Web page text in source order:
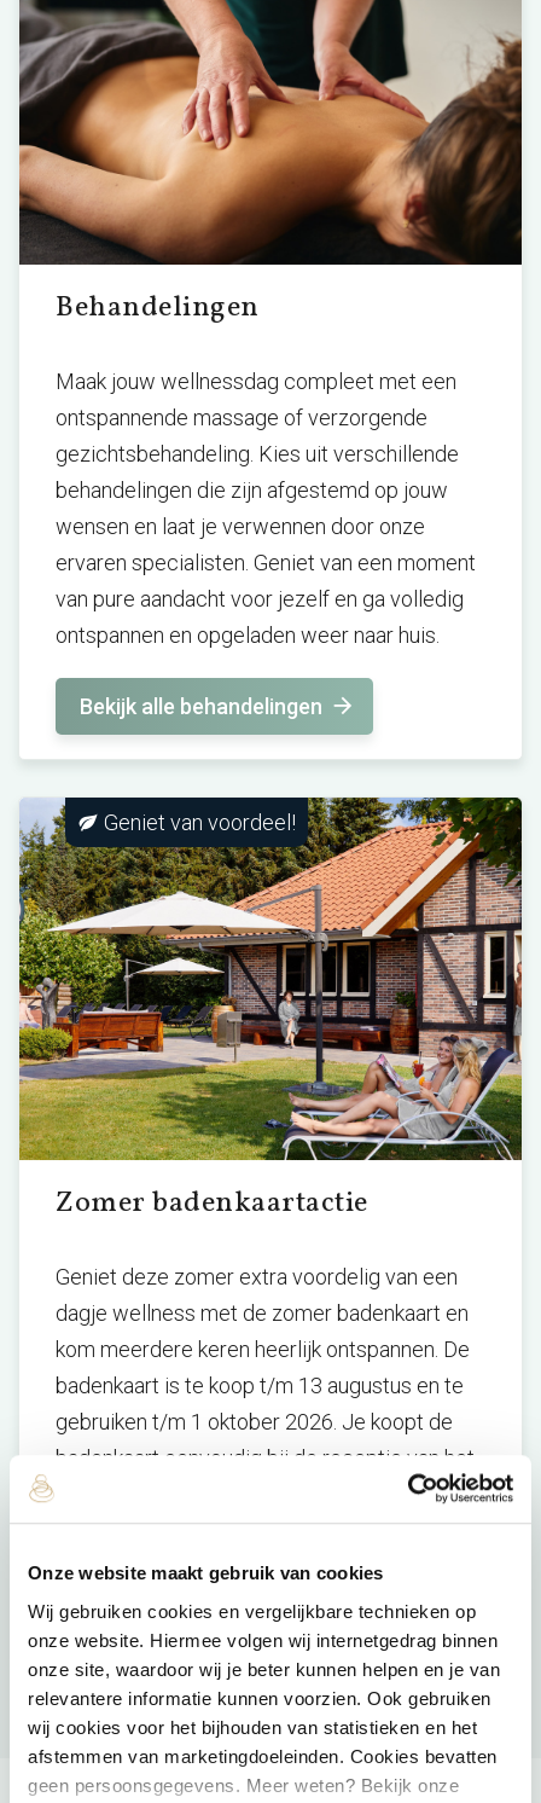
Onze website maakt gebruik van cookies
Wij gebruiken cookies en vergelijkbare technieken op
onze website. Hiermee volgen wij internetgedrag binnen
onze site, waardoor wij je beter kunnen helpen en je van
relevantere informatie kunnen voorzien. Ook gebruiken
wij cookies voor het bijhouden van statistieken en het
afstemmen van marketingdoeleinden. Cookies bevatten
geen persoonsgegevens. Meer weten? Bekijk onze
Behandelingen
Maak jouw wellnessdag compleet met een
ontspannende massage of verzorgende
gezichtsbehandeling. Kies uit verschillende
behandelingen die zijn afgestemd op jouw
wensen en laat je verwennen door onze
ervaren specialisten. Geniet van een moment
van pure aandacht voor jezelf en ga volledig
ontspannen en opgeladen weer naar huis.
Bekijk alle behandelingen
Geniet van voordeel!
Zomer badenkaartactie
Geniet deze zomer extra voordelig van een
dagje wellness met de zomer badenkaart en
kom meerdere keren heerlijk ontspannen. De
badenkaart is te koop t/m 13 augustus en te
gebruiken t/m 1 oktober 2026. Je koopt de
badenkaart eenvoudig bij de receptie van het
Zo haal je deze
zomer nog meer uit jouw wellnessmomenten.
Meer informatie